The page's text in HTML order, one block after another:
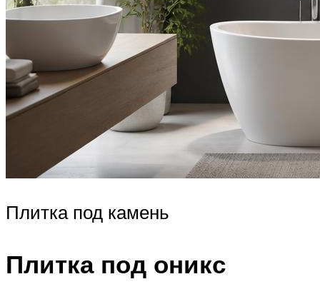
Плитка под камень
Плитка под оникс